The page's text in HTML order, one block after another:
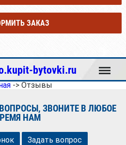
ЗАКАЗ
bytovki.ru Меню
-> Отзывы
ЗВОНИТЕ В ЛЮБОЕ
НАМ
Задать вопрос